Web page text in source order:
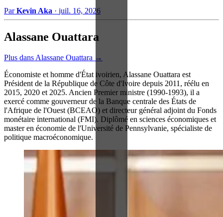
ParKevin Aka · juil. 16, 2026
Alassane Ouattara
Plus dans Alassane Ouattara →
Économiste et homme d'État ivoirien, Alassane Ouattara est
Président de la République de Côte d'Ivoire depuis 2011, réélu en
2015, 2020 et 2025. Ancien Premier ministre (1990-1993), il a
exercé comme gouverneur de la Banque centrale des États de
l'Afrique de l'Ouest (BCEAO) et directeur général adjoint du Fonds
monétaire international (FMI). Diplômé en sciences économiques et
master en économie de l'Université de Pennsylvanie, spécialiste de
politique macroéconomique.